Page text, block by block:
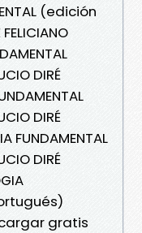
(edición
DIRÉ
DIRÉ
FUNDAMENTAL
DIRÉ
gratis